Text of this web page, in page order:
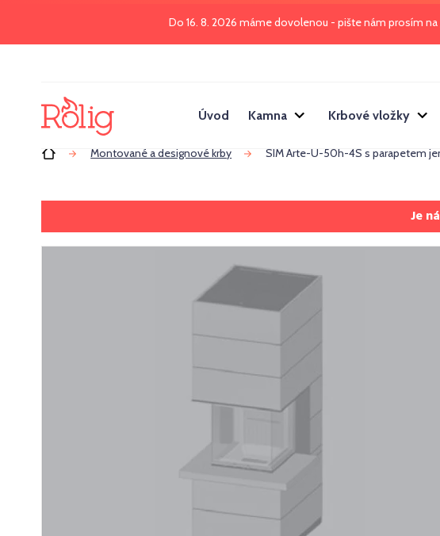
Do 16. 8. 2026 máme dovolenou - pište nám prosím na
Úvod Kamna Krbové vložky
Úvod Montované a designové krby SIM Arte-U-50h-4S s parapetem
Je